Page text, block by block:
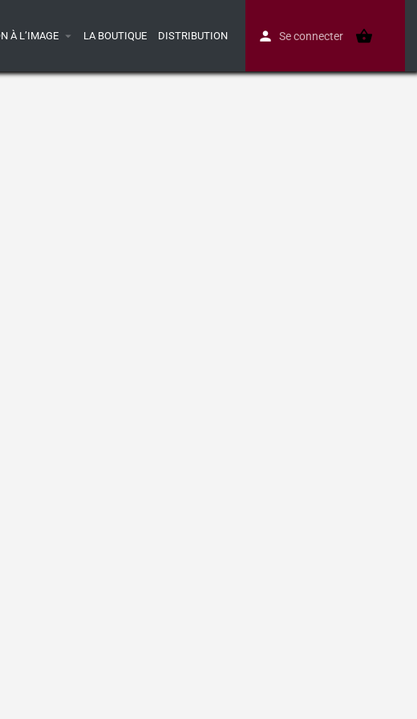
À L’IMAGE LA BOUTIQUE DISTRIBUTION Se connecter